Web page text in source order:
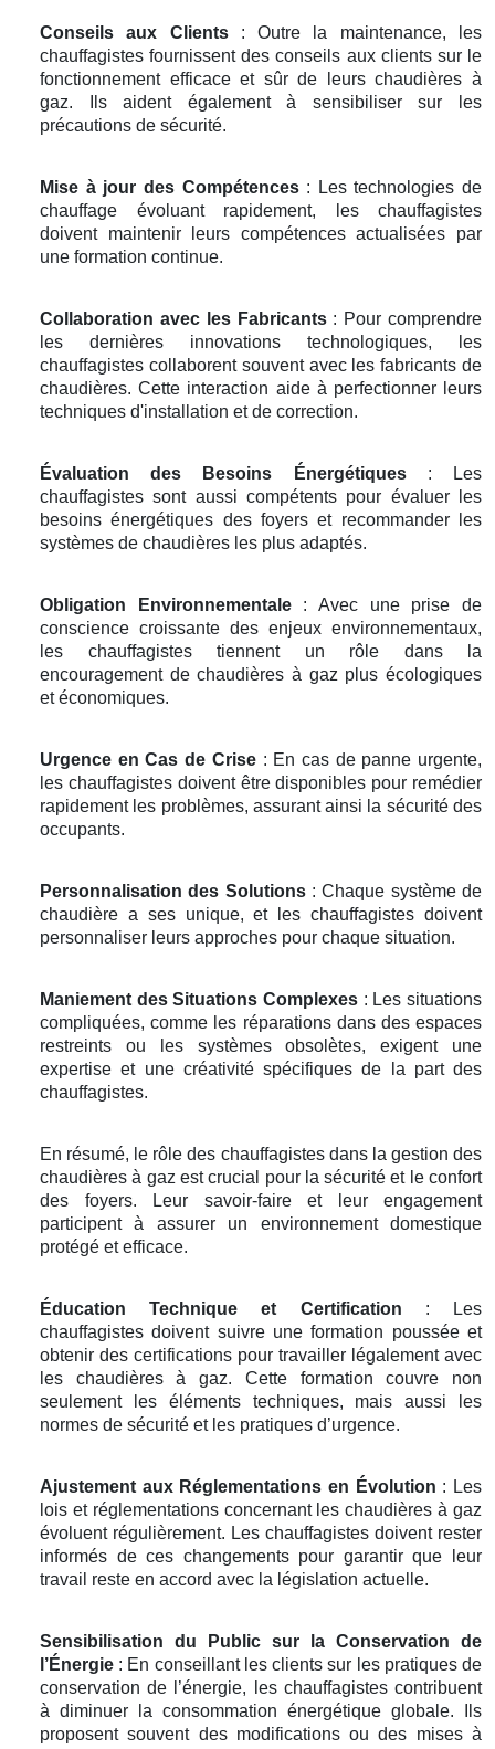
Conseils aux Clients: Outre la maintenance, les
chauffagistes fournissent des conseils aux clients sur le
fonctionnement efficace et sûr de leurs chaudières à
gaz. Ils aident également à sensibiliser sur les
précautions de sécurité.
Mise à jour des Compétences: Les technologies de
chauffage évoluant rapidement, les chauffagistes
doivent maintenir leurs compétences actualisées par
une formation continue.
Collaboration avec les Fabricants: Pour comprendre
les dernières innovations technologiques, les
chauffagistes collaborent souvent avec les fabricants de
chaudières. Cette interaction aide à perfectionner leurs
techniques d'installation et de correction.
Évaluation des Besoins Énergétiques: Les
chauffagistes sont aussi compétents pour évaluer les
besoins énergétiques des foyers et recommander les
systèmes de chaudières les plus adaptés.
Obligation Environnementale: Avec une prise de
conscience croissante des enjeux environnementaux,
les chauffagistes tiennent un rôle dans la
encouragement de chaudières à gaz plus écologiques
et économiques.
Urgence en Cas de Crise: En cas de panne urgente,
les chauffagistes doivent être disponibles pour remédier
rapidement les problèmes, assurant ainsi la sécurité des
occupants.
Personnalisation des Solutions: Chaque système de
chaudière a ses unique, et les chauffagistes doivent
personnaliser leurs approches pour chaque situation.
Maniement des Situations Complexes : Les situations
compliquées, comme les réparations dans des espaces
restreints ou les systèmes obsolètes, exigent une
expertise et une créativité spécifiques de la part des
chauffagistes.
En résumé, le rôle des chauffagistes dans la gestion des
chaudières à gaz est crucial pour la sécurité et le confort
des foyers. Leur savoir-faire et leur engagement
participent à assurer un environnement domestique
protégé et efficace.
Éducation Technique et Certification : Les
chauffagistes doivent suivre une formation poussée et
obtenir des certifications pour travailler légalement avec
les chaudières à gaz. Cette formation couvre non
seulement les éléments techniques, mais aussi les
normes de sécurité et les pratiques d’urgence.
Ajustement aux Réglementations en Évolution : Les
lois et réglementations concernant les chaudières à gaz
évoluent régulièrement. Les chauffagistes doivent rester
informés de ces changements pour garantir que leur
travail reste en accord avec la législation actuelle.
Sensibilisation du Public sur la Conservation de
l’Énergie : En conseillant les clients sur les pratiques de
conservation de l’énergie, les chauffagistes contribuent
à diminuer la consommation énergétique globale. Ils
proposent souvent des modifications ou des mises à